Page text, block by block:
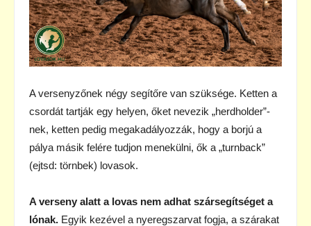
A versenyzőnek négy segítőre van szüksége. Ketten a
csordát tartják egy helyen, őket nevezik „herdholder”-
nek, ketten pedig megakadályozzák, hogy a borjú a
pálya másik felére tudjon menekülni, ők a „turnback”
(ejtsd: törnbek) lovasok.
A verseny alatt a lovas nem adhat szársegítséget a
lónak. Egyik kezével a nyeregszarvat fogja, a szárakat